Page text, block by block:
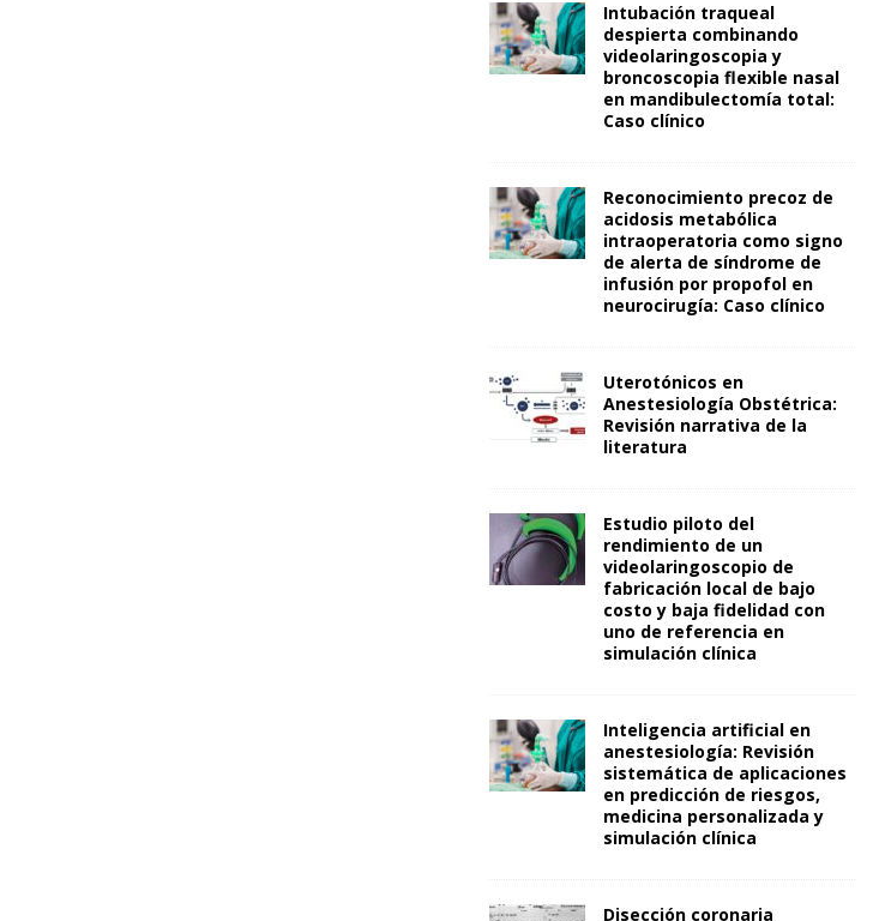
Intubación traqueal
despierta combinando
videolaringoscopia y
broncoscopia flexible nasal
en mandibulectomía total:
Caso clínico
Reconocimiento precoz de
acidosis metabólica
intraoperatoria como signo
de alerta de síndrome de
infusión por propofol en
neurocirugía: Caso clínico
Uterotónicos en
Anestesiología Obstétrica:
Revisión narrativa de la
literatura
Estudio piloto del
rendimiento de un
videolaringoscopio de
fabricación local de bajo
costo y baja fidelidad con
uno de referencia en
simulación clínica
Inteligencia artificial en
anestesiología: Revisión
sistemática de aplicaciones
en predicción de riesgos,
medicina personalizada y
simulación clínica
Disección coronaria